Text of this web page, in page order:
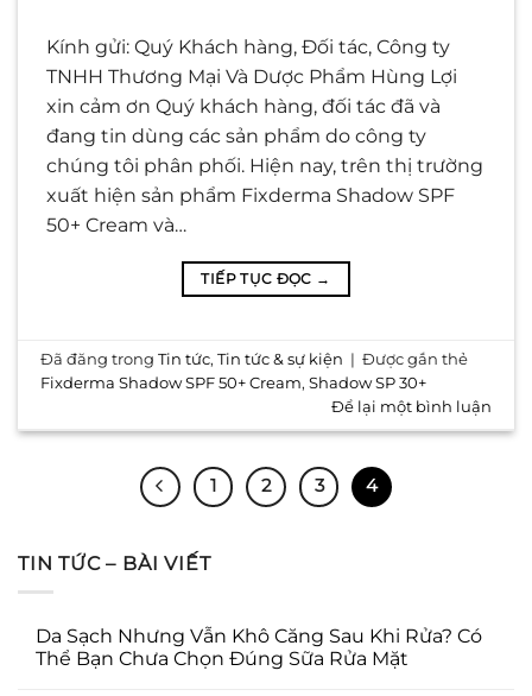
Kính gửi: Quý Khách hàng, Đối tác, Công ty
TNHH Thương Mại Và Dược Phẩm Hùng Lợi
xin cảm ơn Quý khách hàng, đối tác đã và
đang tin dùng các sản phẩm do công ty
chúng tôi phân phối. Hiện nay, trên thị trường
xuất hiện sản phẩm Fixderma Shadow SPF
50+ Cream và…
TIẾP TỤC ĐỌC →
Đã đăng trongTin tức,Tin tức & sự kiện | Được gắn thẻ
Fixderma Shadow SPF 50+ Cream,Shadow SP 30+
Để lại một bình luận
1 2 3 4
TIN TỨC – BÀI VIẾT
Da Sạch Nhưng Vẫn Khô Căng Sau Khi Rửa? Có
Thể Bạn Chưa Chọn Đúng Sữa Rửa Mặt